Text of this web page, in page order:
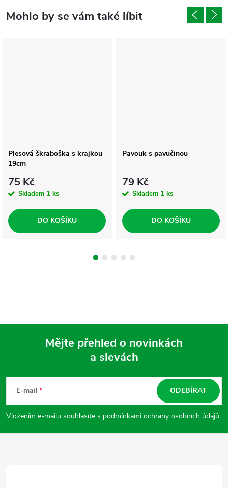
Plesová škraboška s krajkou
19cm
75 Kč
Skladem 1 ks
DO KOŠÍKU
Pavouk s pavučinou
79 Kč
Skladem 1 ks
DO KOŠÍKU
p
a
Mějte přehled o novinkách
a slevách
E-mail
Vložením e-mailu souhlasíte s podmínkami ochrany osobních údajů
ODEBÍRAT